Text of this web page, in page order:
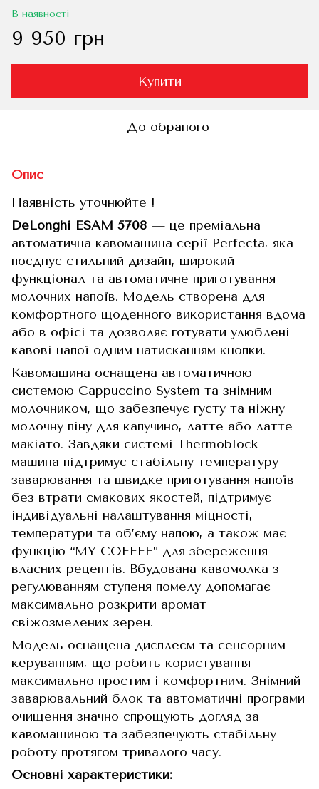
В наявності
9 950 грн
Купити
До обраного
Опис
Наявність уточнюйте !
DeLonghi ESAM 5708 — це преміальна
автоматична кавомашина серії Perfecta, яка
поєднує стильний дизайн, широкий
функціонал та автоматичне приготування
молочних напоїв. Модель створена для
комфортного щоденного використання вдома
або в офісі та дозволяє готувати улюблені
кавові напої одним натисканням кнопки.
Кавомашина оснащена автоматичною
системою Cappuccino System та знімним
молочником, що забезпечує густу та ніжну
молочну піну для капучино, латте або латте
макіато. Завдяки системі Thermoblock
машина підтримує стабільну температуру
заварювання та швидке приготування напоїв
без втрати смакових якостей, підтримує
індивідуальні налаштування міцності,
температури та об’єму напою, а також має
функцію “MY COFFEE” для збереження
власних рецептів. Вбудована кавомолка з
регулюванням ступеня помелу допомагає
максимально розкрити аромат
свіжозмелених зерен.
Модель оснащена дисплеєм та сенсорним
керуванням, що робить користування
максимально простим і комфортним. Знімний
заварювальний блок та автоматичні програми
очищення значно спрощують догляд за
кавомашиною та забезпечують стабільну
роботу протягом тривалого часу.
Основні характеристики: